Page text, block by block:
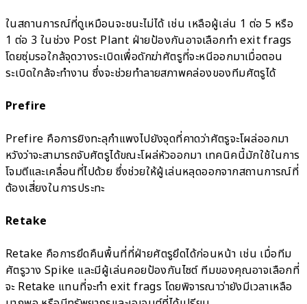
ในสถานการณ์ที่ดูเหมือนจะชนะไม่ได้ เช่น เหลือผู้เล่น 1 ต่อ 5 หรือ
1 ต่อ 3 ในช่วง Post Plant ฝ่ายป้องกันอาจเลือกทำ exit frags
โดยซุ่มรอใกล้จุดวางระเบิดเพื่อดักฆ่าศัตรูที่จะหนีออกมาเมื่อตอน
ระเบิดใกล้จะทำงาน ซึ่งจะช่วยทำลายสภาพคล่องของทีมศัตรูได้
Prefire
Prefire คือการยิงทะลุกำแพงไปยังจุดที่คาดว่าศัตรูจะโผล่ออกมา
หวังว่าจะสามารถจับศัตรูได้ขณะโผล่หัวออกมา เทคนิคนี้มักใช้ในการ
โจมตีและเคลื่อนที่ไปด้วย ซึ่งช่วยให้ผู้เล่นหลุดออกจากสถานการณ์ที่
ต้องเสี่ยงในการประทะ
Retake
Retake คือการยึดคืนพื้นที่ที่ฝ่ายศัตรูยึดได้ก่อนหน้า เช่น เมื่อทีม
ศัตรูวาง Spike และมีผู้เล่นคอยป้องกันไซต์ ทีมของคุณอาจเลือกที่
จะ Retake แทนที่จะทำ exit frags โดยพิจารณาว่ายังมีเวลาเหลือ